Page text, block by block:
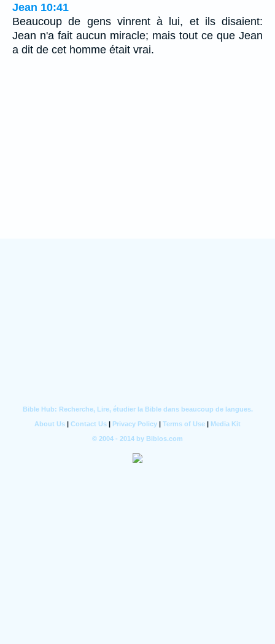
Jean 10:41
Beaucoup de gens vinrent à lui, et ils disaient:
Jean n'a fait aucun miracle; mais tout ce que Jean
a dit de cet homme était vrai.